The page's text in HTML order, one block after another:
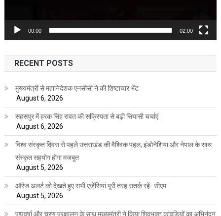
00:00 02:00
RECENT POSTS
मुख्यमंत्री से महानिदेशक एनसीसी ने की शिष्टाचार भेंट
August 6, 2026
सहसपुर में हरक सिंह रावत की सक्रियता से बढ़ी सियासी चर्चाएं
August 6, 2026
विश्व संस्कृत दिवस से पहले उत्तराखंड की वैश्विक पहल, इंडोनेशिया और नेपाल के साथ
संस्कृत सहयोग होगा मजबूत
August 5, 2026
ऑरेंज अलर्ट को देखते हुए सभी एजेंसियां पूरी तरह सतर्क रहें- सीएम
August 5, 2026
पुष्पवर्षा और चरण प्रक्षालन के साथ मुख्यमंत्री ने किया शिवभक्त कांवड़ियों का अभिनंदन